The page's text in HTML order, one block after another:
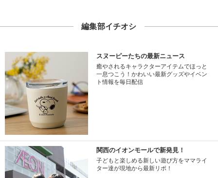
編集部イチオシ
スヌーピーたちの最新ニュース
癒やされるキャラクターアイテムでほっと
一息つこう！かわいい最新グッズやイベン
ト情報を毎日配信
関西のイオンモールで新発見！
子どもと楽しめる新しい遊び方をママライ
ター達が現地から最新リポ！